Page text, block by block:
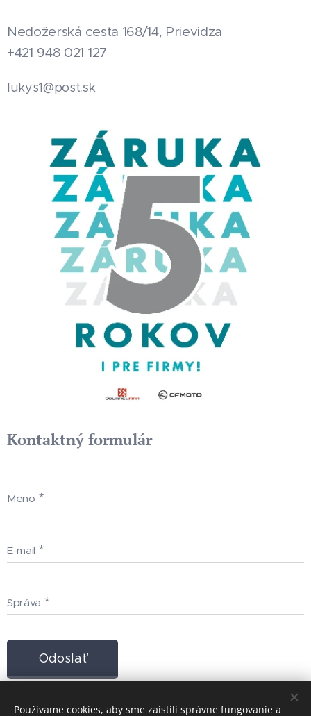
Nedožerská cesta 168/14, Prievidza
+421 948 021 127
lukys1@post.sk
Kontaktný formulár
Meno
E-mail
Správa
Odoslať
Používame cookies, aby sme zaistili správne fungovanie a